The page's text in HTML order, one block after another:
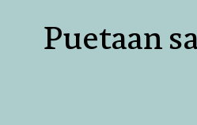
Puetaan